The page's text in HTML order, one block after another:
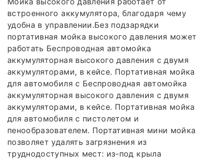
встроенного аккумулятора, благодаря чему
удобна в управлении.Без подзарядки
портативная мойка высокого давления может
работать Беспроводная автомойка
аккумуляторная высокого давления с двумя
аккумуляторами, в кейсе. Портативная мойка
для автомобиля с Беспроводная автомойка
аккумуляторная высокого давления с двумя
аккумуляторами, в кейсе. Портативная мойка
для автомобиля с пистолетом и
пенообразователем. Портативная мини мойка
позволяет удалять загрязнения из
труднодоступных мест: из-под крыла